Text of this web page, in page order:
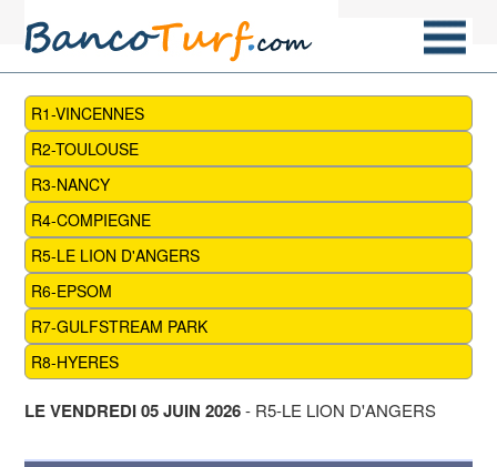
R1-VINCENNES
R2-TOULOUSE
R3-NANCY
R4-COMPIEGNE
R5-LE LION D'ANGERS
R6-EPSOM
R7-GULFSTREAM PARK
R8-HYERES
LE VENDREDI 05 JUIN 2026- R5-LE LION D'ANGERS